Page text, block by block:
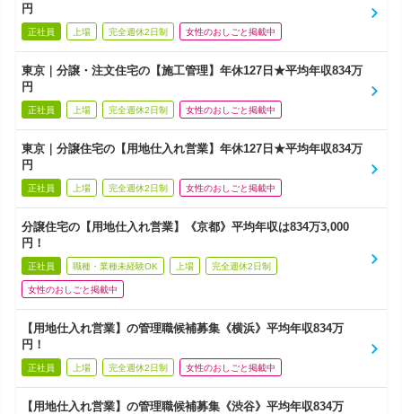
円
正社員 上場 完全週休2日制 女性のおしごと掲載中
東京｜分譲・注文住宅の【施工管理】年休127日★平均年収834万
円
正社員 上場 完全週休2日制 女性のおしごと掲載中
東京｜分譲住宅の【用地仕入れ営業】年休127日★平均年収834万
円
正社員 上場 完全週休2日制 女性のおしごと掲載中
分譲住宅の【用地仕入れ営業】《京都》平均年収は834万3,000
円！
正社員 職種・業種未経験OK 上場 完全週休2日制
女性のおしごと掲載中
【用地仕入れ営業】の管理職候補募集《横浜》平均年収834万
円！
正社員 上場 完全週休2日制 女性のおしごと掲載中
【用地仕入れ営業】の管理職候補募集《渋谷》平均年収834万